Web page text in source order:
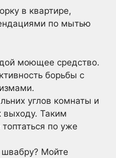
в квартире,
по мытью
моющее средство.
борьбы с
углов комнаты и
выходу. Таким
по уже
швабру? Мойте